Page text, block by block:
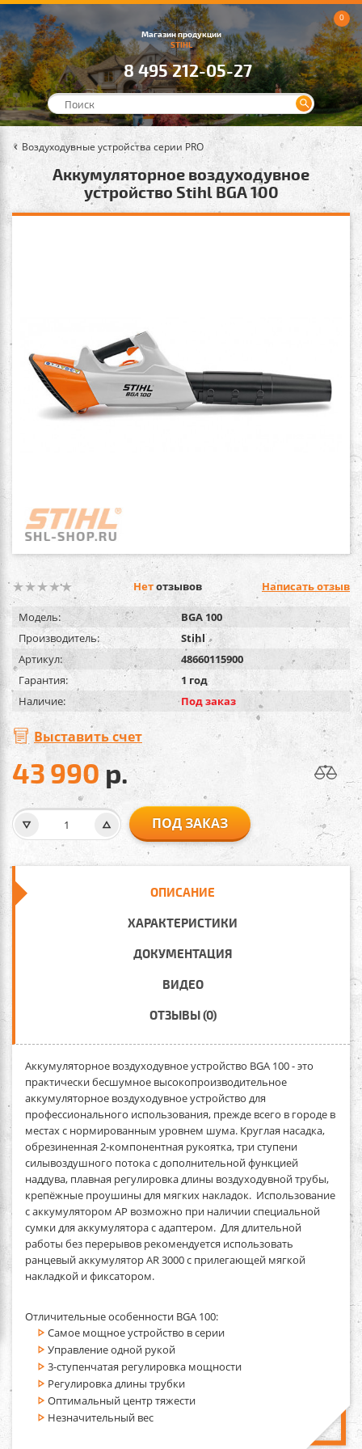
Магазин продукции
STIHL
8 495 212-05-27
0
Воздуходувные устройства серии PRO
Аккумуляторное воздуходувное
устройство Stihl BGA 100
Нетотзывов Написать отзыв
Модель:
BGA 100
Производитель:
Stihl
Артикул:
48660115900
Гарантия:
1 год
Наличие:
Под заказ
Выставить счет
43 990р.
ПОД ЗАКАЗ
ОПИСАНИЕ
ХАРАКТЕРИСТИКИ
ДОКУМЕНТАЦИЯ
ВИДЕО
ОТЗЫВЫ (0)
Аккумуляторное воздуходувное устройство BGA 100- это
практически бесшумное высокопроизводительное
аккумуляторное воздуходувное устройство для
профессионального использования, прежде всего в городе в
местах с нормированным уровнем шума. Круглая насадка,
обрезиненная 2-компонентная рукоятка, три ступени
силывоздушного потока с дополнительной функцией
наддува, плавная регулировка длины воздуходувной трубы,
крепёжные проушины для мягких накладок. Использование
с аккумулятором AP возможно при наличии специальной
сумки для аккумулятора с адаптером. Для длительной
работы без перерывов рекомендуется использовать
ранцевый аккумулятор AR 3000 с прилегающей мягкой
накладкой и фиксатором.
Отличительные особенности BGA 100:
Самое мощное устройство в серии
Управление одной рукой
3-ступенчатая регулировка мощности
Регулировка длины трубки
Оптимальный центр тяжести
Незначительный вес